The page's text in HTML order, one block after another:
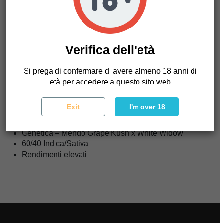
Abbiamo utilizzato il nostro taglio White Widow poiché si è
dimostrato solido quando invertito per renderlo
femminilizzato e non ha l'impatto più radicato rispetto alla
travolgente madre Mendo Grape Kush che dovevamo
irradiare maggiormente in questo incrocio.
Le piante fioriscono per la maggior parte viola con notevoli
ritorni di cime fredde.
I sapori sono quelli dell'uva Purps e il tempo di fioritura è di
circa 9-10 settimane.
Genetica – Mendo Grape Kush x White Widow
60/40 Indica/Sativa
Rendimenti elevati
Verifica dell'età
Si prega di confermare di avere almeno 18 anni di
età per accedere a questo sito web
Exit I'm over 18